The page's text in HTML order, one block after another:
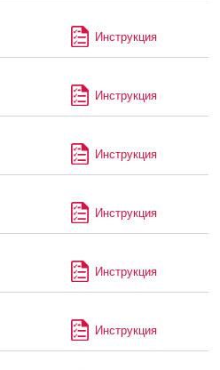
Инструкция
Инструкция
Инструкция
Инструкция
Инструкция
Инструкция